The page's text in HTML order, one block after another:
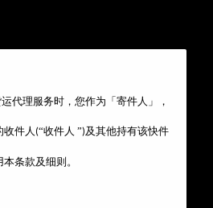
代理服务时，您作为「寄件人」，
收件人 (“收件人 ”)及其他持有该快件
条款及细则。